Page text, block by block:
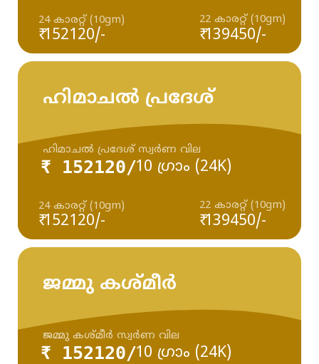
₹ 152120/-
24 കാരറ്റ് (10gm) 22 കാരറ്റ് (10gm)
₹ 139450/-
ഹിമാചൽ പ്രദേശ്
₹ 152120/10 ഗ്രാം (24K)
₹ 152120/-
24 കാരറ്റ് (10gm) 22 കാരറ്റ് (10gm)
ഹിമാചൽ പ്രദേശ് സ്വർണ വില
₹ 139450/-
ജമ്മു കശ്മീർ
₹ 152120/10 ഗ്രാം (24K)
ജമ്മു കശ്മീർ സ്വർണ വില